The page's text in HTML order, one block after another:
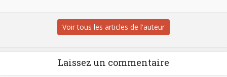
Voir tous les articles de l'auteur
Laissez un commentaire